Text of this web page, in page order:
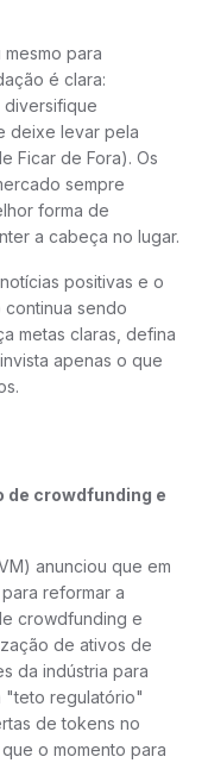
para
é clara:
diversifique
deixe levar pela
Ficar de Fora). Os
sempre
forma de
a cabeça no lugar.
positivas e o
sendo
metas claras, defina
apenas o que
de crowdfunding e
anunciou que em
reformar a
crowdfunding e
de ativos de
da indústria para
"teto regulatório"
de tokens no
o momento para